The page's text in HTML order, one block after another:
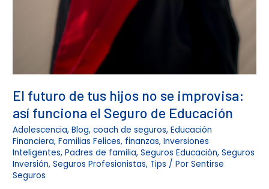
El futuro de tus hijos no se improvisa:
así funciona el Seguro de Educación
Adolescencia,Blog,coach de seguros,Educación
Financiera,Familias Felices, finanzas,Inversiones
Inteligentes,Padres de familia,Seguros Educación,Seguros
Inversión,Seguros Profesionistas, Tips / PorSentirse
Seguros